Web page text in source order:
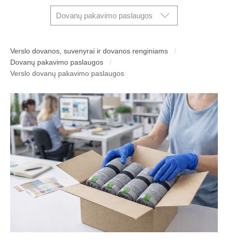
Dovanų pakavimo paslaugos
Verslo dovanos, suvenyrai ir dovanos renginiams
Dovanų pakavimo paslaugos
Verslo dovanų pakavimo paslaugos